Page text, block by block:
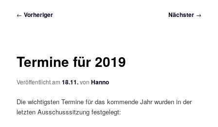
Beitragsnavigation
← Vorheriger Nächster →
Termine für 2019
Veröffentlicht am18.11.vonHanno
Die wichtigsten Termine für das kommende Jahr wurden in der
letzten Ausschusssitzung festgelegt: